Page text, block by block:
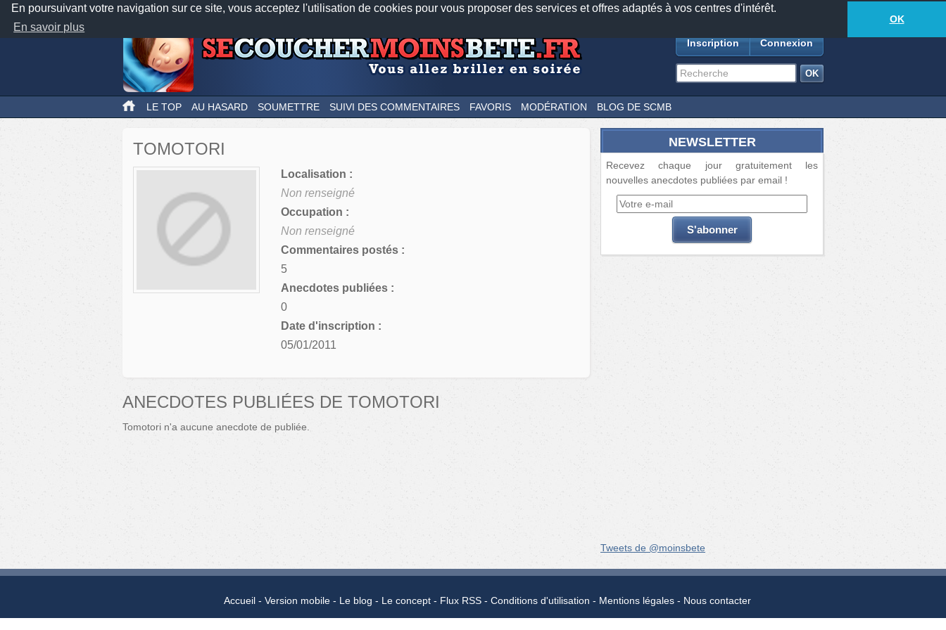
En poursuivant votre navigation sur ce site, vous acceptez l'utilisation de cookies pour vous proposer des services et offres adaptés à vos centres d'intérêt.
En savoir plus
OK
Nos applications mobiles Newsletter Facebook
TwitterFeeds18885anecdotes-552lecteurs connectés
Inscription Connexion
LE TOP AU HASARD SOUMETTRE SUIVI DES COMMENTAIRES FAVORIS MODÉRATION BLOG DE SCMB
TOMOTORI
Localisation :
Non renseigné
Occupation :
Non renseigné
Commentaires postés :
5
Anecdotes publiées :
0
Date d'inscription :
05/01/2011
ANECDOTES PUBLIÉES DE TOMOTORI
Tomotori n'a aucune anecdote de publiée.
NEWSLETTER
Recevez chaque jour gratuitement les
nouvelles anecdotes publiées par email !
Tweets de @moinsbete
Accueil Version mobile Le blog Le concept Flux RSS Conditions d'utilisation Mentions légales Nous contacter